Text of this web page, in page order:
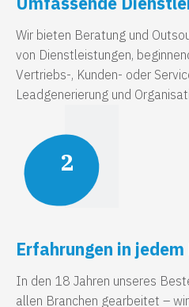
Wir bieten Beratung und
von Dienstleistungen,
Vertriebs-, Kunden- oder
Leadgenerierung und
2
Erfahrungen in jedem
In den 18 Jahren unseres
allen Branchen gearbeitet –